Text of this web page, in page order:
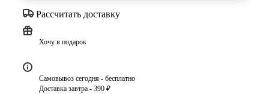
Рассчитать доставку
Хочу в подарок
Самовывоз сегодня - бесплатно
Доставка завтра - 390 ₽